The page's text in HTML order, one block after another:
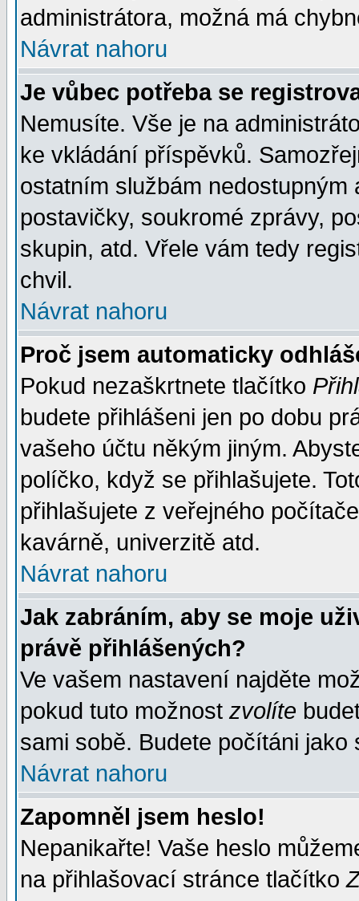
administrátora, možná má
Návrat nahoru
Je vůbec potřeba se
Nemusíte. Vše je na
ke vkládání příspěvků.
ostatním službám
postavičky, soukromé zprávy,
skupin, atd. Vřele vám tedy
chvil.
Návrat nahoru
Proč jsem automaticky
Pokud nezaškrtnete tlačítko
budete přihlášeni jen po dobu
vašeho účtu někým jiným.
políčko, když se přihlašujete.
přihlašujete z veřejného
kavárně, univerzitě atd.
Návrat nahoru
Jak zabráním, aby se moje
právě přihlášených?
Ve vašem nastavení najděte
pokud tuto možnost zvolíte
sami sobě. Budete počítáni jako
Návrat nahoru
Zapomněl jsem heslo!
Nepanikařte! Vaše heslo
na přihlašovací stránce tlačítko